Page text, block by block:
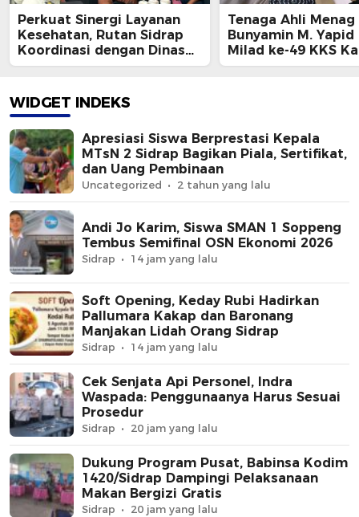
Perkuat Sinergi Layanan
Kesehatan, Rutan Sidrap
Koordinasi dengan Dinas
Kesehatan Kabupaten
Tenaga Ahli Menag
Bunyamin M.
Milad ke-49 KKS
Ajak Mahasiswa
WIDGET INDEKS
Apresiasi Siswa Berprestasi Kepala
MTsN 2 Sidrap Bagikan Piala, Sertifikat,
dan Uang Pembinaan
Uncategorized 2 tahun yang lalu
Andi Jo Karim, Siswa SMAN 1 Soppeng
Tembus Semifinal OSN Ekonomi 2026
Sidrap 14 jam yang lalu
Soft Opening, Keday Rubi Hadirkan
Pallumara Kakap dan Baronang
Manjakan Lidah Orang Sidrap
Sidrap 14 jam yang lalu
Cek Senjata Api Personel, Indra
Waspada: Penggunaanya Harus Sesuai
Prosedur
Sidrap 20 jam yang lalu
Dukung Program Pusat, Babinsa Kodim
1420/Sidrap Dampingi Pelaksanaan
Makan Bergizi Gratis
Sidrap 20 jam yang lalu